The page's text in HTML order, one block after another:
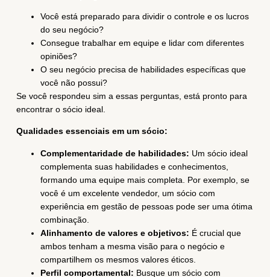
Você está preparado para dividir o controle e os lucros
do seu negócio?
Consegue trabalhar em equipe e lidar com diferentes
opiniões?
O seu negócio precisa de habilidades específicas que
você não possui?
Se você respondeu sim a essas perguntas, está pronto para
encontrar o sócio ideal.
Qualidades essenciais em um sócio:
Complementaridade de habilidades: Um sócio ideal
complementa suas habilidades e conhecimentos,
formando uma equipe mais completa. Por exemplo, se
você é um excelente vendedor, um sócio com
experiência em gestão de pessoas pode ser uma ótima
combinação.
Alinhamento de valores e objetivos: É crucial que
ambos tenham a mesma visão para o negócio e
compartilhem os mesmos valores éticos.
Perfil comportamental: Busque um sócio com